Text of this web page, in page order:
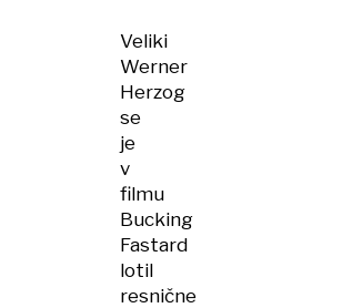
Veliki
Werner
Herzog
se
je
v
filmu
Bucking
Fastard
lotil
resnične